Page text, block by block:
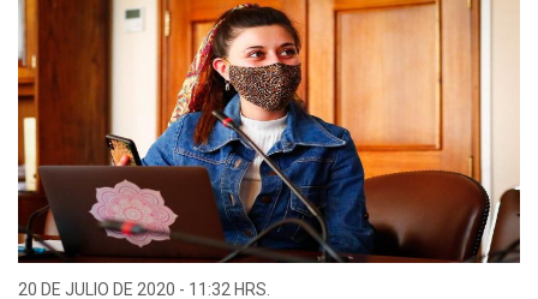
20 DE JULIO DE 2020 - 11:32 HRS.